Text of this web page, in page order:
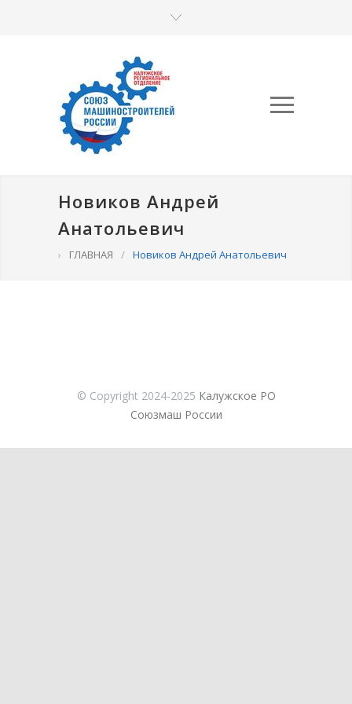
Новиков Андрей
Анатольевич
› ГЛАВНАЯ / Новиков Андрей Анатольевич
© Copyright 2024-2025 Калужское РО
Союзмаш России